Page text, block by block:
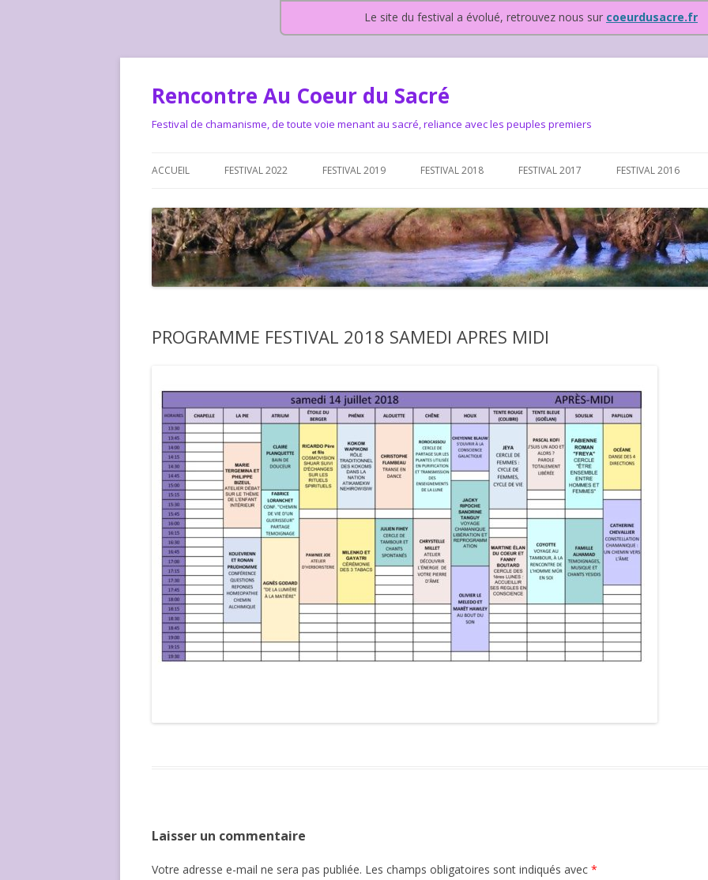
Le site du festival a évolué, retrouvez nous sur coeurdusacre.fr
Rencontre Au Coeur du Sacré
Festival de chamanisme, de toute voie menant au sacré, reliance avec les peuples premiers
ACCUEIL
LA CHARTE DU FESTIVAL
LE FESTIVAL DEPUIS 2015 – QUI
SOMMES-NOUS ?
LE FESTIVAL DEPUIS 2015…OU
ALLONS-NOUS ?
COMMENT FONCTIONNONS
FESTIVAL 2022 FESTIVAL 2019 FESTIVAL 2018 FESTIVAL 2017 FESTIVAL 2016
PROGRAMME FESTIVAL 2018 SAMEDI APRES MIDI
Laisser un commentaire
Votre adresse e-mail ne sera pas publiée. Les champs obligatoires sont indiqués avec *